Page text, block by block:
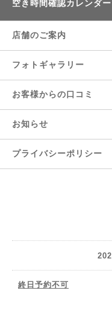
空き時間確認カレン
店舗のご案内
フォトギャラリー
お客様からの口コミ
お知らせ
プライバシーポリシー
終日予約不可